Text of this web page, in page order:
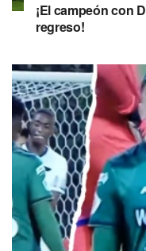
¡El campeón con
regreso!